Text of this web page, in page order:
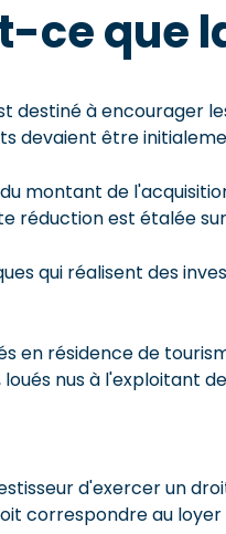
ce que
destiné à
devaient être
montant de
réduction est étalée
qui réalisent des
en résidence de
nus à l'exploitant
d'exercer un
correspondre au